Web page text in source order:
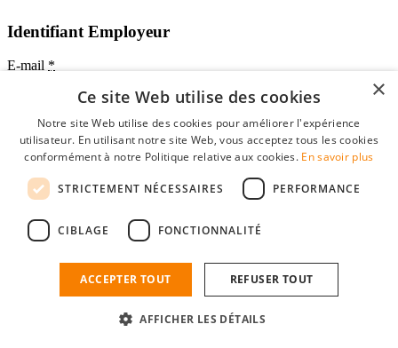
Identifiant Employeur
E-mail *
Mot de passe
se souvenir de moi
mot de passe oublié?
Profil Employeur gratuit
Vous pouvez vous connecter sur StudentJob si vous avez créé un
n'est plus qu'à quelques clics.
×
Ce site Web utilise des cookies
Notre site Web utilise des cookies pour améliorer l'expérience
utilisateur. En utilisant notre site Web, vous acceptez tous les cookies
conformément à notre Politique relative aux cookies. En savoir plus
STRICTEMENT NÉCESSAIRES PERFORMANCE
CIBLAGE FONCTIONNALITÉ
ACCEPTER TOUT REFUSER TOUT
AFFICHER LES DÉTAILS